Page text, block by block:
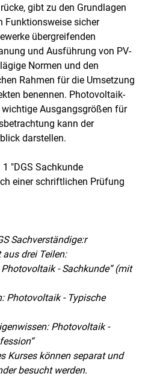
gibt zu den Grundlagen
Funktionsweise sicher
übergreifenden
und Ausführung von PV-
Normen und den
Rahmen für die Umsetzung
benennen. Photovoltaik-
Ausgangsgrößen für
kann der
darstellen.
"DGS Sachkunde
einer schriftlichen Prüfung
Sachverständige:r
drei Teilen:
- Sachkunde“ (mit
Photovoltaik - Typische
Photovoltaik -
Kurses können separat und
besucht werden.